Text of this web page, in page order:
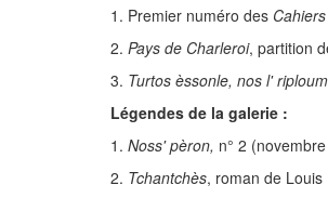
1. Premier numéro des
2. Pays de Charleroi, partition
3. Turtos èssonle, nos l'
Légendes de la galerie :
1. Noss' pèron, n° 2
2. Tchantchès, roman de